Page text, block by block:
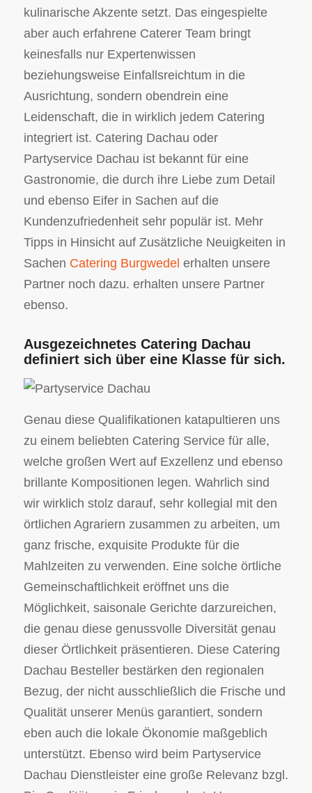
kulinarische Akzente setzt. Das eingespielte
aber auch erfahrene Caterer Team bringt
keinesfalls nur Expertenwissen
beziehungsweise Einfallsreichtum in die
Ausrichtung, sondern obendrein eine
Leidenschaft, die in wirklich jedem Catering
integriert ist. Catering Dachau oder
Partyservice Dachau ist bekannt für eine
Gastronomie, die durch ihre Liebe zum Detail
und ebenso Eifer in Sachen auf die
Kundenzufriedenheit sehr populär ist. Mehr
Tipps in Hinsicht auf Zusätzliche Neuigkeiten in
Sachen Catering Burgwedel erhalten unsere
Partner noch dazu. erhalten unsere Partner
ebenso.
Ausgezeichnetes Catering Dachau
definiert sich über eine Klasse für sich.
Genau diese Qualifikationen katapultieren uns
zu einem beliebten Catering Service für alle,
welche großen Wert auf Exzellenz und ebenso
brillante Kompositionen legen. Wahrlich sind
wir wirklich stolz darauf, sehr kollegial mit den
örtlichen Agrariern zusammen zu arbeiten, um
ganz frische, exquisite Produkte für die
Mahlzeiten zu verwenden. Eine solche örtliche
Gemeinschaftlichkeit eröffnet uns die
Möglichkeit, saisonale Gerichte darzureichen,
die genau diese genussvolle Diversität genau
dieser Örtlichkeit präsentieren. Diese Catering
Dachau Besteller bestärken den regionalen
Bezug, der nicht ausschließlich die Frische und
Qualität unserer Menüs garantiert, sondern
eben auch die lokale Ökonomie maßgeblich
unterstützt. Ebenso wird beim Partyservice
Dachau Dienstleister eine große Relevanz bzgl.